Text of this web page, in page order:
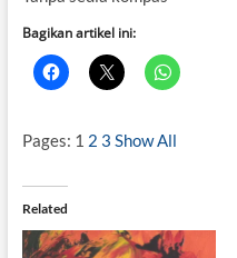
Bagikan artikel ini:
Pages: 1 2 3 Show All
Related